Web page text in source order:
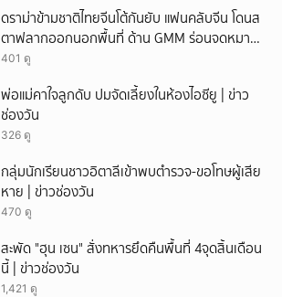
ดราม่าข้ามชาติไทยจีนโต้กันยับ แฟนคลับจีน โดนส
ตาฟลากออกนอกพื้นที่ ด้าน GMM ร่อนจดหมาย
แถลง
401 ดู
พ่อแม่คาใจลูกดับ ปมจัดเลี้ยงในห้องไอซียู | ข่าว
ช่องวัน
326 ดู
กลุ่มนักเรียนชาวอิตาลีเข้าพบตำรวจ-ขอโทษผู้เสีย
หาย | ข่าวช่องวัน
470 ดู
สะพัด "ฮุน เซน" สั่งทหารยึดคืนพื้นที่ 4จุดสิ้นเดือน
นี้ | ข่าวช่องวัน
1,421 ดู